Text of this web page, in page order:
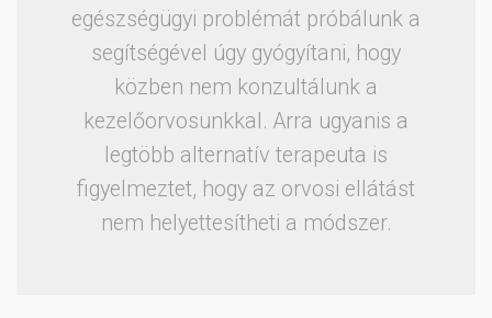
egészségügyi problémát próbálunk a
segítségével úgy gyógyítani, hogy
közben nem konzultálunk a
kezelőorvosunkkal. Arra ugyanis a
legtöbb alternatív terapeuta is
figyelmeztet, hogy az orvosi ellátást
nem helyettesítheti a módszer.